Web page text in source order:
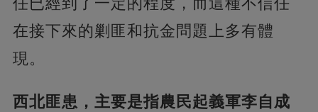
在接下來的剿匪和抗金問題上多有體
現。
西北匪患，主要是指農民起義軍李自成